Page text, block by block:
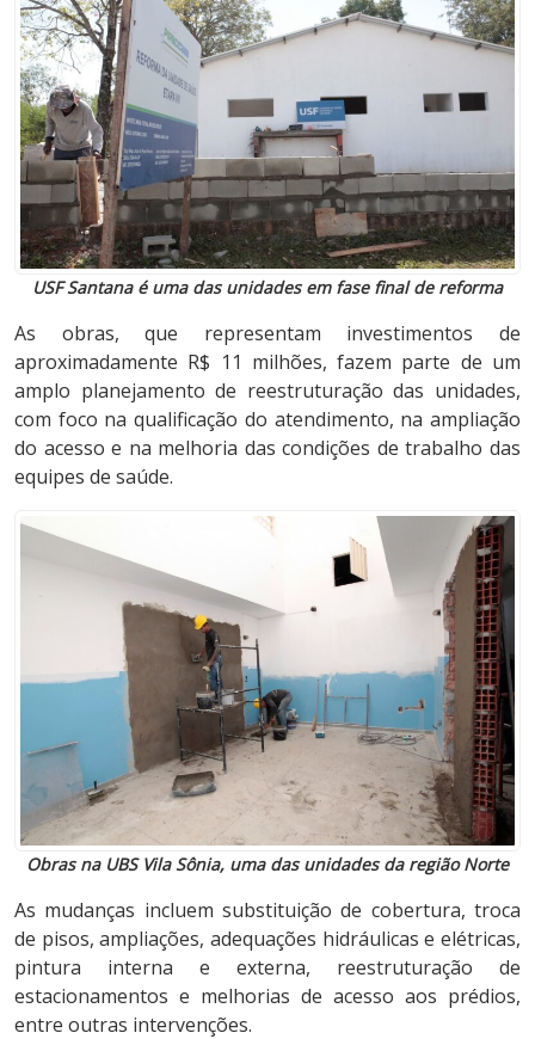
USF Santana é uma das unidades em fase final de reforma
As obras, que representam investimentos de
aproximadamente R$ 11 milhões, fazem parte de um
amplo planejamento de reestruturação das unidades,
com foco na qualificação do atendimento, na ampliação
do acesso e na melhoria das condições de trabalho das
equipes de saúde.
Obras na UBS Vila Sônia, uma das unidades da região Norte
As mudanças incluem substituição de cobertura, troca
de pisos, ampliações, adequações hidráulicas e elétricas,
pintura interna e externa, reestruturação de
estacionamentos e melhorias de acesso aos prédios,
entre outras intervenções.